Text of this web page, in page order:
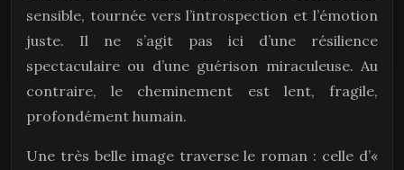
sensible, tournée vers l’introspection et l’émotion
juste. Il ne s’agit pas ici d’une résilience
spectaculaire ou d’une guérison miraculeuse. Au
contraire, le cheminement est lent, fragile,
profondément humain.
Une très belle image traverse le roman : celle d’«